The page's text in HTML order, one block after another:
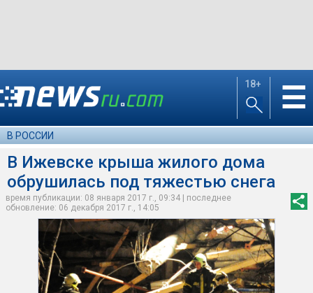
18+ ☰
В РОССИИ
В Ижевске крыша жилого дома
обрушилась под тяжестью снега
время публикации: 08 января 2017 г., 09:34 | последнее
обновление: 06 декабря 2017 г., 14:05